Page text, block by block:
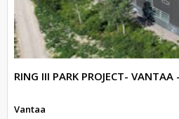
RING III PARK PROJECT- VANTAA
Vantaa